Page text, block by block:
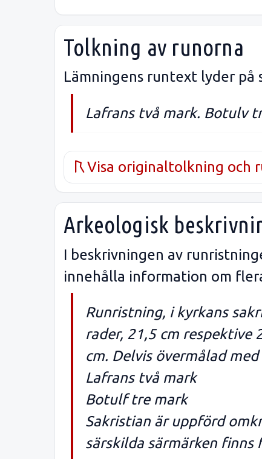
Tolkning av runorna
Lämningens runtext lyder
Lafrans två mark. Botulv
Visa originaltolkning och
Arkeologisk
I beskrivningen av
innehålla information om
Runristning, i kyrkans
rader, 21,5 cm respektive
cm. Delvis övermålad
Lafrans två mark
Botulf tre mark
Sakristian är uppförd
särskilda särmärken finns